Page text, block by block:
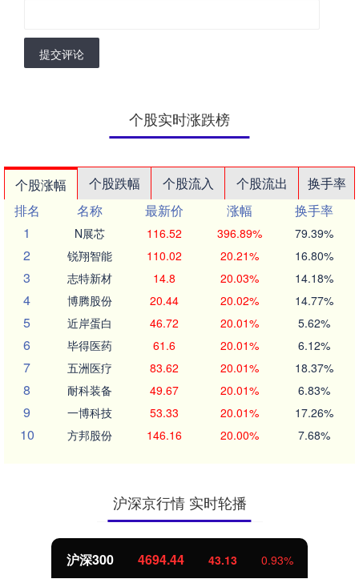
提交评论
个股实时涨跌榜
个股涨幅 个股跌幅 个股流入 个股流出
换手率
排名
名称 最新价 涨幅
换手率
1
N展芯 116.52 396.89% 79.39%
2 锐翔智能 110.02 20.21% 16.80%
3 志特新材 14.8 20.03% 14.18%
4 博腾股份 20.44 20.02% 14.77%
5 近岸蛋白 46.72 20.01% 5.62%
6 毕得医药 61.6 20.01% 6.12%
7 五洲医疗 83.62 20.01% 18.37%
8 耐科装备 49.67 20.01% 6.83%
9 一博科技 53.33 20.01% 17.26%
10 方邦股份 146.16 20.00% 7.68%
沪深京行情 实时轮播
0.93% 北证50 1134.24